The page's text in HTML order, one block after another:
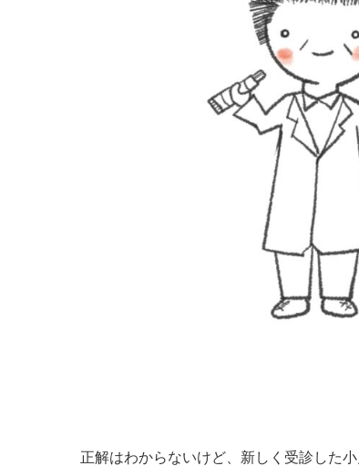
正解はわからないけど、新しく受診した